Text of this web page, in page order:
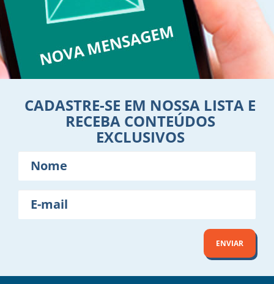
CADASTRE-SE EM NOSSA LISTA E
RECEBA CONTEÚDOS
EXCLUSIVOS
mail
ENVIAR